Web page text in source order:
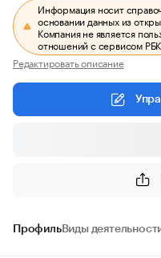
Информация носит
основании данных из
Компания не является
отношений с сервисом
Редактировать описание
ПрофильВиды